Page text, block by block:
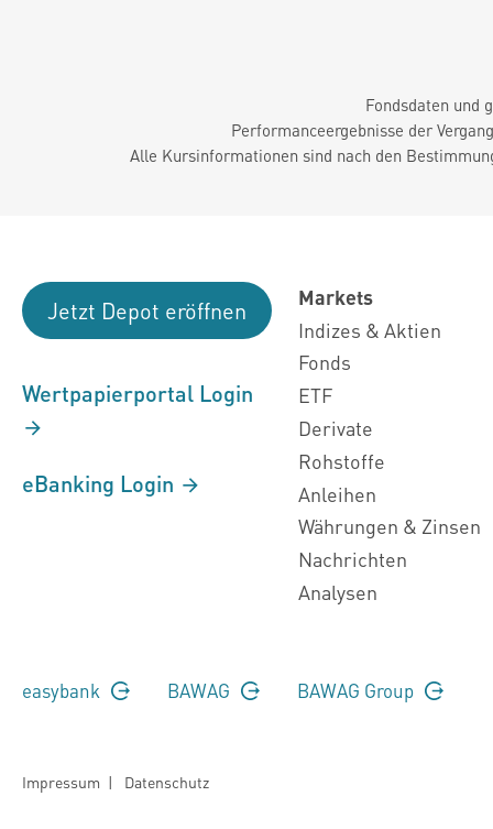
Fondsdaten und
Performanceergebnisse der
Alle Kursinformationen sind nach den
Jetzt Depot eröffnen
Wertpapierportal Login
eBanking Login
Markets
Indizes & Aktien
Fonds
ETF
Derivate
Rohstoffe
Anleihen
Währungen & Zinsen
Nachrichten
Analysen
easybank BAWAG BAWAG Group
Impressum | Datenschutz